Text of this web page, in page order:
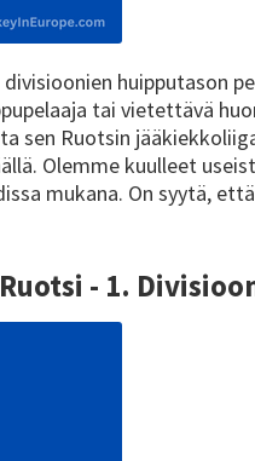
huipputason
tai vietettävä
sen Ruotsin
Olemme kuulleet
mukana. On syytä,
- 1.